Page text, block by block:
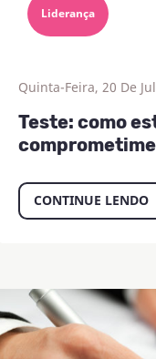
Liderança
Quinta-Feira, 20 De
Teste: como
CONTINUE LENDO